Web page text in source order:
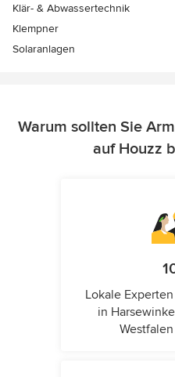
Klär- & Abwassertechnik
Klempner
Solaranlagen
Warum sollten Sie
auf Houzz
Lokale
in